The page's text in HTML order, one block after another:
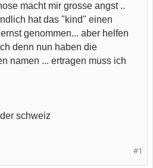
macht mir grosse angst ..
hat das "kind" einen
genommen... aber helfen
denn nun haben die
namen ... ertragen muss ich
schweiz
#1